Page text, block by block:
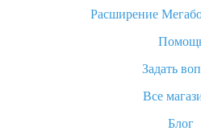
«AliExpress Standard Shipping»:
как его
Как покупать оптом
Что делать, если не пришел
возврата
Расширение
Задать
Все
Блог